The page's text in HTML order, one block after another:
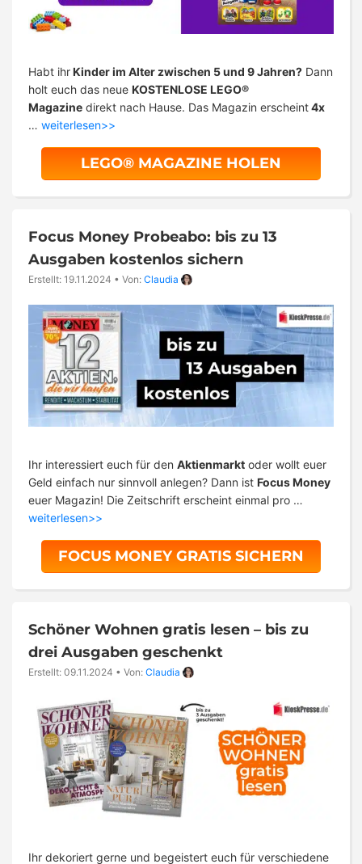
Habt ihrKinder im Alter zwischen 5 und 9 Jahren? Dann
holt euch das neue KOSTENLOSE LEGO®
Magazine direkt nach Hause. Das Magazin erscheint4x
… weiterlesen>>
LEGO® MAGAZINE HOLEN
Focus Money Probeabo: bis zu 13
Ausgaben kostenlos sichern
Erstellt: 19.11.2024 • Von: Claudia
Ihr interessiert euch für den Aktienmarkt oder wollt euer
Geld einfach nur sinnvoll anlegen? Dann ist Focus Money
euer Magazin! Die Zeitschrift erscheint einmal pro …
weiterlesen>>
FOCUS MONEY GRATIS SICHERN
Schöner Wohnen gratis lesen – bis zu
drei Ausgaben geschenkt
Erstellt: 09.11.2024 • Von: Claudia
Ihr dekoriert gerne und begeistert euch für verschiedene